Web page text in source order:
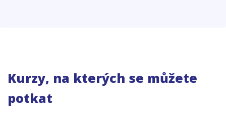
Kurzy, na kterých se můžete
potkat